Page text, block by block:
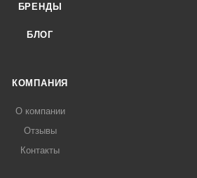
БРЕНДЫ
БЛОГ
КОМПАНИЯ
О компании
Отзывы
Контакты